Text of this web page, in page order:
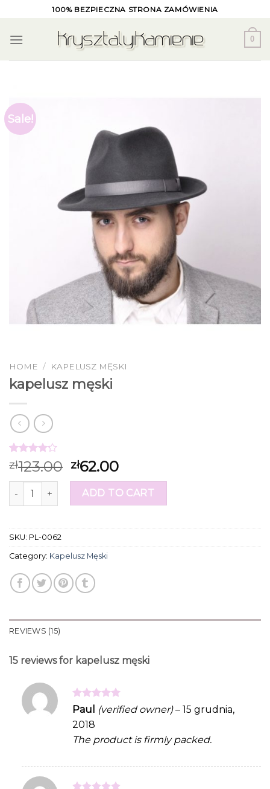
content
100% BEZPIECZNA STRONA ZAMÓWIENIA
0
Sale!
HOME / KAPELUSZ MĘSKI
kapelusz męski
Rated
4.20out
of 5
based on
15
zł123.00 zł62.00
kapelusz męski quantityADD TO CART
SKU: PL-0062
Category: Kapelusz Męski
REVIEWS (15)
15 reviews for kapelusz męski
Rated 5
out of 5
Paul (verified owner) – 15 grudnia,
2018
The product is firmly packed.